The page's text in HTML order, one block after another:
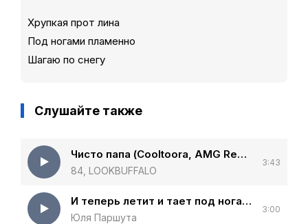
Хрупкая прот лина
Под ногами пламенно
Шагаю по снегу
Слушайте также
Чисто папа (Cooltoora, AMG Remix)
84, LOOKBUFFALO
3:43
И теперь летит и тает под ногами
Юля Паршута
3:00